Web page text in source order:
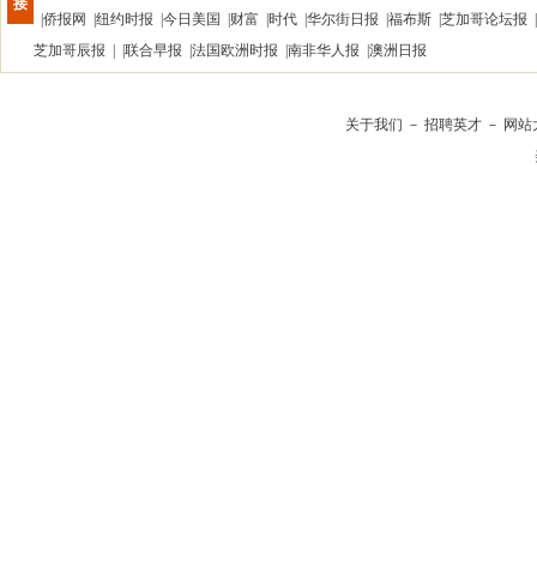
接
侨报网 纽约时报 今日美国 财富 时代 华尔街日报 福布斯 芝加哥论坛报
芝加哥辰报
联合早报 法国欧洲时报 南非华人报 澳洲日报
关于我们 － 招聘英才 － 网站